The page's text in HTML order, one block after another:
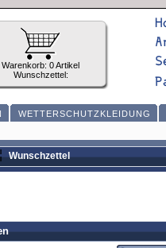
Warenkorb: 0 Artikel
Wunschzettel:
WETTERSCHUTZKLEIDUNG
Wunschzettel